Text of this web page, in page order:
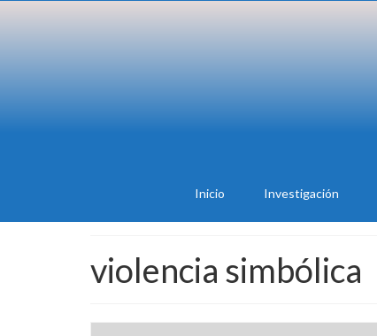
Inicio Investigación
violencia simbólica